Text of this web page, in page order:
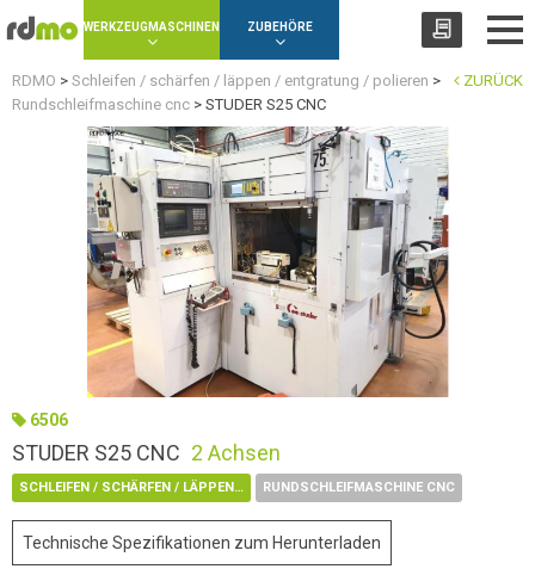
WERKZEUGMASCHINEN ZUBEHÖRE
ZURÜCK
RDMO > Schleifen / schärfen / läppen / entgratung / polieren >
Rundschleifmaschine cnc > STUDER S25 CNC
6506
STUDER S25 CNC 2 Achsen
SCHLEIFEN / SCHÄRFEN / LÄPPEN / ENTGRATUNG / POLIEREN RUNDSCHLEIFMASCHINE CNC
Technische Spezifikationen zum Herunterladen